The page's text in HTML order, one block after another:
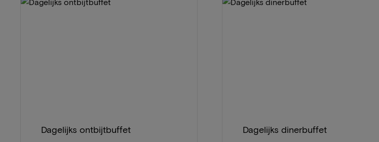
Dagelijks ontbijtbuffet Dagelijks dinerbuffet